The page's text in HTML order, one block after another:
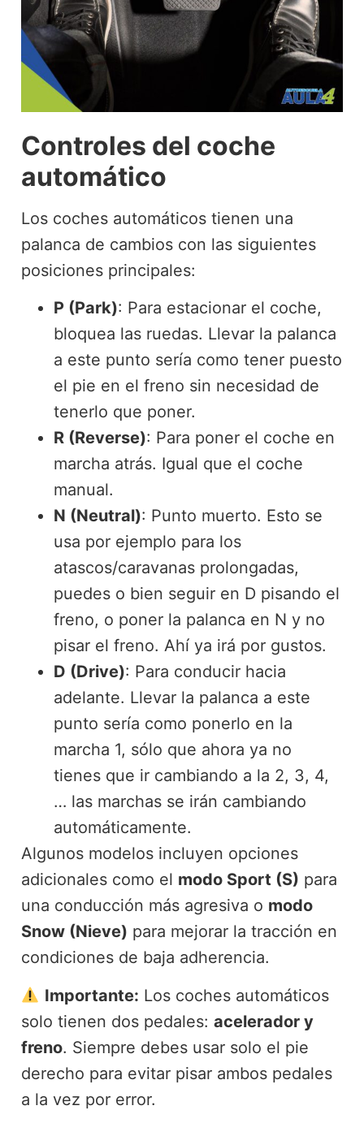
Controles del coche
automático
Los coches automáticos tienen una
palanca de cambios con las siguientes
posiciones principales:
P (Park): Para estacionar el coche,
bloquea las ruedas. Llevar la palanca
a este punto sería como tener puesto
el pie en el freno sin necesidad de
tenerlo que poner.
R (Reverse): Para poner el coche en
marcha atrás. Igual que el coche
manual.
N (Neutral): Punto muerto. Esto se
usa por ejemplo para los
atascos/caravanas prolongadas,
puedes o bien seguir en D pisando el
freno, o poner la palanca en N y no
pisar el freno. Ahí ya irá por gustos.
D (Drive): Para conducir hacia
adelante. Llevar la palanca a este
punto sería como ponerlo en la
marcha 1, sólo que ahora ya no
tienes que ir cambiando a la 2, 3, 4,
… las marchas se irán cambiando
automáticamente.
Algunos modelos incluyen opciones
adicionales como el modo Sport (S) para
una conducción más agresiva o modo
Snow (Nieve) para mejorar la tracción en
condiciones de baja adherencia.
Importante: Los coches automáticos
solo tienen dos pedales: acelerador y
freno. Siempre debes usar solo el pie
derecho para evitar pisar ambos pedales
a la vez por error.